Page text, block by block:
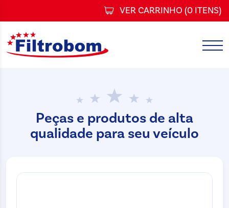
VER CARRINHO (0 ITENS)
Peças e produtos de alta
qualidade para seu veículo